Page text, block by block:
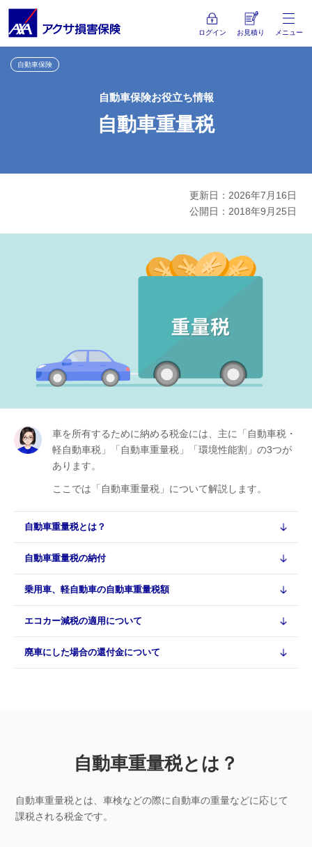
ログイン お見積り メニュー
自動車保険
自動車保険お役立ち情報
自動車重量税
更新日：2026年7月16日
公開日：2018年9月25日
車を所有するために納める税金には、主に「自動車税・
軽自動車税」「自動車重量税」「環境性能割」の3つが
あります。
ここでは「自動車重量税」について解説します。
自動車重量税とは？
自動車重量税の納付
乗用車、軽自動車の自動車重量税額
エコカー減税の適用について
廃車にした場合の還付金について
自動車重量税とは？
自動車重量税とは、車検などの際に自動車の重量などに応じて
課税される税金です。